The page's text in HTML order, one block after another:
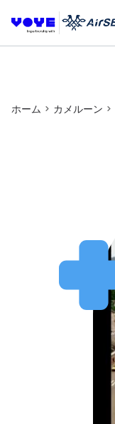
ホーム カメルーン